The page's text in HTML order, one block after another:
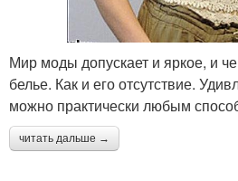
Мир моды допускает и яркое, и
белье. Как и его отсутствие.
можно практически любым
читать дальше →